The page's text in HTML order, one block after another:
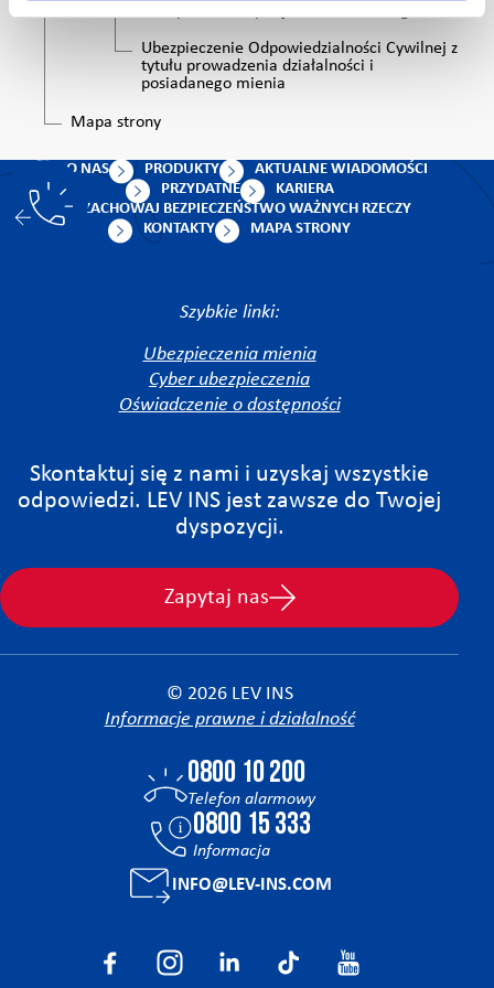
Ubezpieczenie Odpowiedzialności Cywilnej z
tytułu prowadzenia działalności i
posiadanego mienia
Mapa strony
O NAS PRODUKTY
AKTUALNE WIADOMOŚCI
PRZYDATNE
KARIERA
ZACHOWAJ BEZPIECZEŃSTWO WAŻNYCH RZECZY
KONTAKTY
MAPA STRONY
Szybkie linki:
Ubezpieczenia mienia
Cyber ubezpieczenia
Oświadczenie o dostępności
Skontaktuj się z nami i uzyskaj wszystkie
odpowiedzi. LEV INS jest zawsze do Twojej
dyspozycji.
Zapytaj nas
© 2026 LEV INS
Informacje prawne i działalność
0800 10 200
Telefon alarmowy
0800 15 333
Informacja
INFO@LEV-INS.COM
FacebookInstagramLinkedinTiktok YouTube